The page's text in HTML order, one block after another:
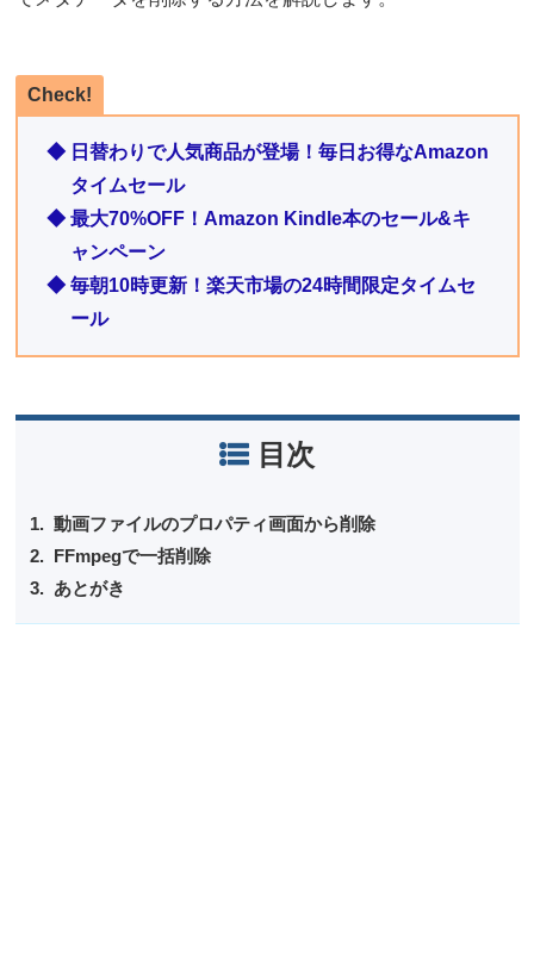
Check!
◆ 日替わりで人気商品が登場！毎日お得なAmazon
タイムセール
◆ 最大70%OFF！Amazon Kindle本のセール&キ
ャンペーン
◆ 毎朝10時更新！楽天市場の24時間限定タイムセ
ール
目次
動画ファイルのプロパティ画面から削除
FFmpegで一括削除
あとがき